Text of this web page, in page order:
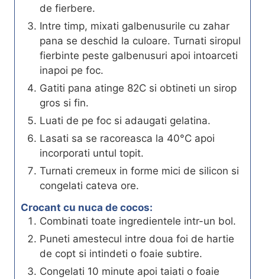
de fierbere.
Intre timp, mixati galbenusurile cu zahar
pana se deschid la culoare. Turnati siropul
fierbinte peste galbenusuri apoi intoarceti
inapoi pe foc.
Gatiti pana atinge 82C si obtineti un sirop
gros si fin.
Luati de pe foc si adaugati gelatina.
Lasati sa se racoreasca la 40°C apoi
incorporati untul topit.
Turnati cremeux in forme mici de silicon si
congelati cateva ore.
Crocant cu nuca de cocos:
Combinati toate ingredientele intr-un bol.
Puneti amestecul intre doua foi de hartie
de copt si intindeti o foaie subtire.
Congelati 10 minute apoi taiati o foaie